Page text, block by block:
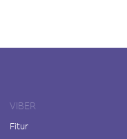
VIBER
Fitur